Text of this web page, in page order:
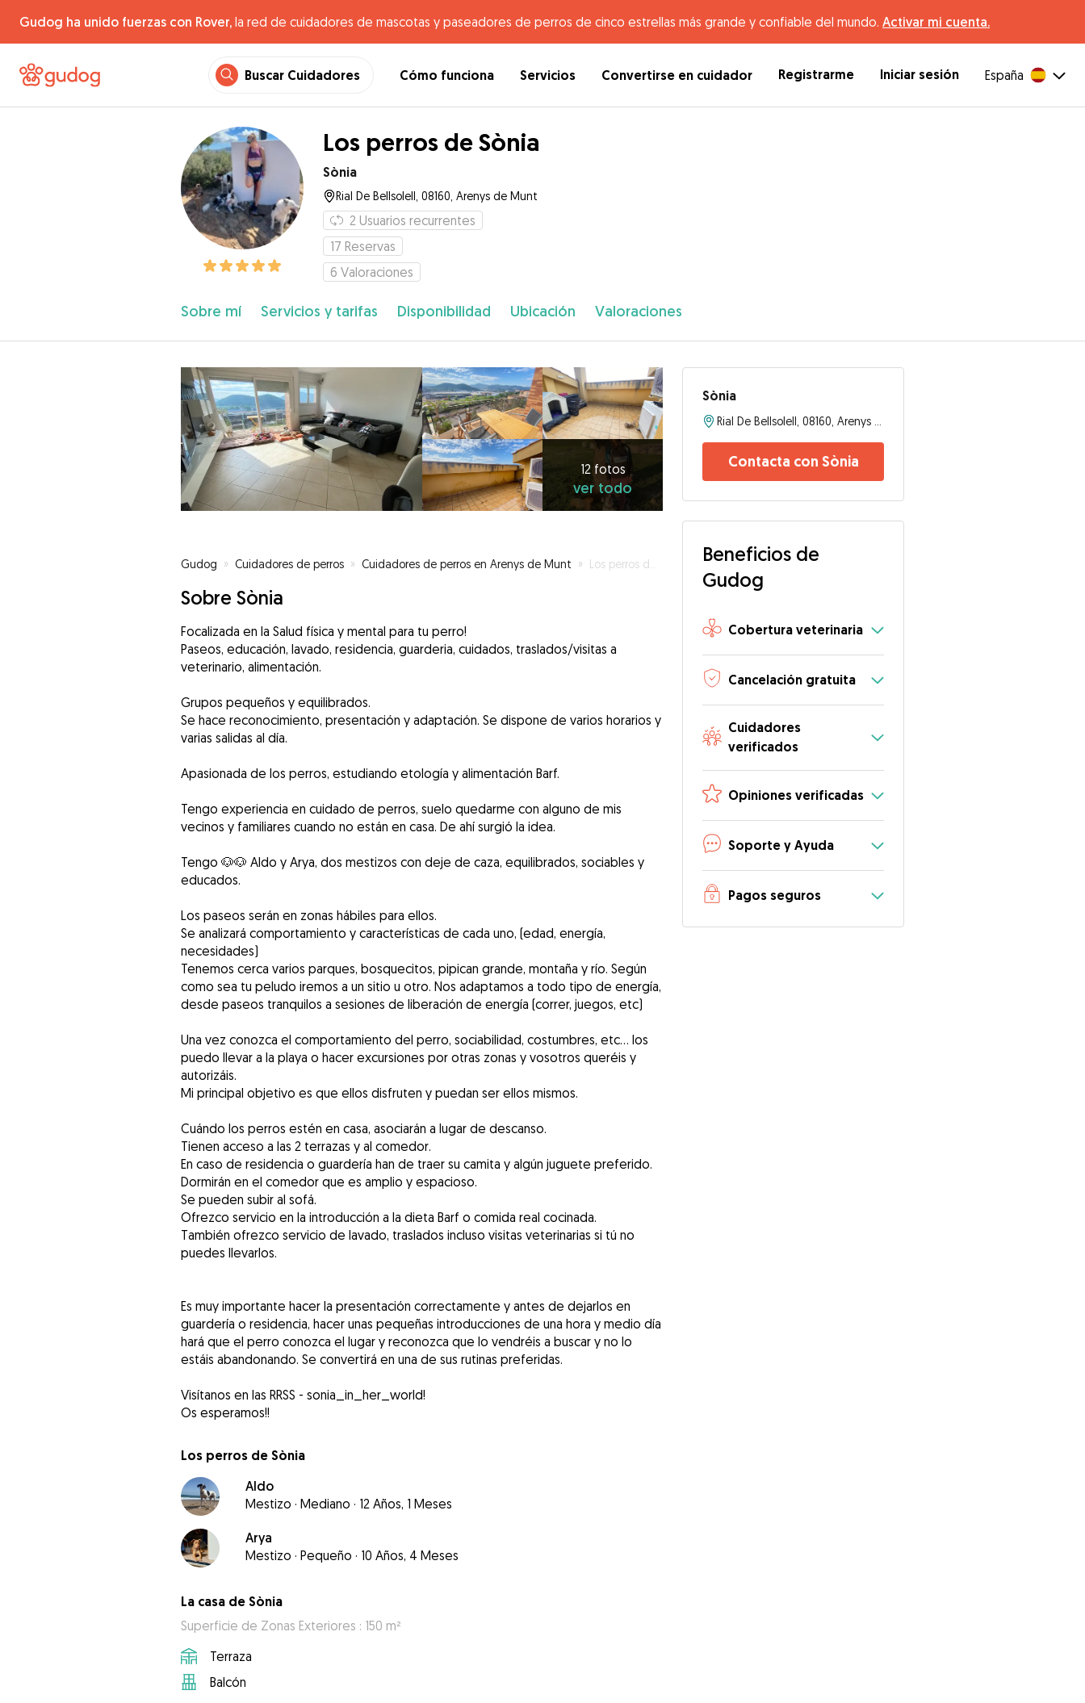
Gudog ha unido fuerzas con Rover, la red de cuidadores de mascotas y paseadores de perros de cinco estrellas más grande y confiable del mundo. Activar mi cuenta.
Buscar Cuidadores Cómo funciona Servicios Convertirse en cuidador Registrarme Iniciar sesión España
Los perros de Sònia
Sònia
Rial De Bellsolell, 08160, Arenys de Munt
2 Usuarios recurrentes
17 Reservas
6 Valoraciones
Sobre mí Servicios y tarifas Disponibilidad Ubicación Valoraciones
12 fotos
ver todo
Gudog » Cuidadores de perros » Cuidadores de perros en Arenys de Munt » Los perros de Sònia
Sobre Sònia
Focalizada en la Salud física y mental para tu perro!
Paseos, educación, lavado, residencia, guarderia, cuidados, traslados/visitas a
veterinario, alimentación.
Grupos pequeños y equilibrados.
Se hace reconocimiento, presentación y adaptación. Se dispone de varios horarios y
varias salidas al día.
Apasionada de los perros, estudiando etología y alimentación Barf.
Tengo experiencia en cuidado de perros, suelo quedarme con alguno de mis
vecinos y familiares cuando no están en casa. De ahí surgió la idea.
Tengo 🐶🐶 Aldo y Arya, dos mestizos con deje de caza, equilibrados, sociables y
educados.
Los paseos serán en zonas hábiles para ellos.
Se analizará comportamiento y características de cada uno, (edad, energía,
necesidades)
Tenemos cerca varios parques, bosquecitos, pipican grande, montaña y río. Según
como sea tu peludo iremos a un sitio u otro. Nos adaptamos a todo tipo de energía,
desde paseos tranquilos a sesiones de liberación de energía (correr, juegos, etc)
Una vez conozca el comportamiento del perro, sociabilidad, costumbres, etc… los
puedo llevar a la playa o hacer excursiones por otras zonas y vosotros queréis y
autorizáis.
Mi principal objetivo es que ellos disfruten y puedan ser ellos mismos.
Cuándo los perros estén en casa, asociarán a lugar de descanso.
Tienen acceso a las 2 terrazas y al comedor.
En caso de residencia o guardería han de traer su camita y algún juguete preferido.
Dormirán en el comedor que es amplio y espacioso.
Se pueden subir al sofá.
Ofrezco servicio en la introducción a la dieta Barf o comida real cocinada.
También ofrezco servicio de lavado, traslados incluso visitas veterinarias si tú no
puedes llevarlos.
Es muy importante hacer la presentación correctamente y antes de dejarlos en
guardería o residencia, hacer unas pequeñas introducciones de una hora y medio día
hará que el perro conozca el lugar y reconozca que lo vendréis a buscar y no lo
estáis abandonando. Se convertirá en una de sus rutinas preferidas.
Visítanos en las RRSS - sonia_in_her_world!
Os esperamos!!
Los perros de Sònia
Aldo
Mestizo · Mediano · 12 Años, 1 Meses
Arya
Mestizo · Pequeño · 10 Años, 4 Meses
La casa de Sònia
Superficie de Zonas Exteriores : 150 m²
Terraza
Balcón
Sònia
Contacta con Sònia
Beneficios de
Gudog
Cobertura veterinaria
Cancelación gratuita
Cuidadores
verificados
Opiniones verificadas
Soporte y Ayuda
Pagos seguros